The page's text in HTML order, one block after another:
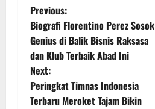
P
o
s
t
Previous:
Biografi Florentino Perez Sosok
Genius di Balik Bisnis Raksasa
dan Klub Terbaik Abad Ini
Next:
Peringkat Timnas Indonesia
Terbaru Meroket Tajam Bikin